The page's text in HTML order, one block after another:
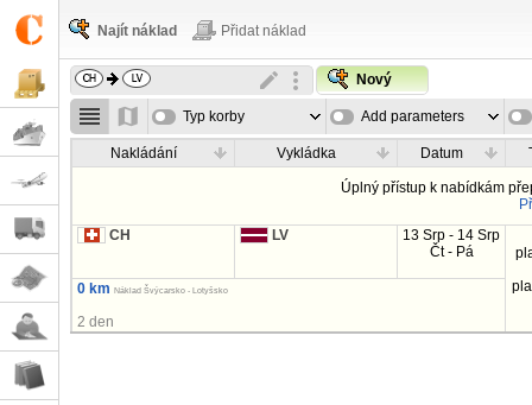
Najít náklad Přidat náklad
Nový
Typ korby Add parameters
Nakládání Vykládka Datum
Úplný přístup k nabídkám
CH
LV
13 Srp - 14 Srp
Čt - Pá
0 km Náklad Švýcarsko - Lotyšsko
2 den